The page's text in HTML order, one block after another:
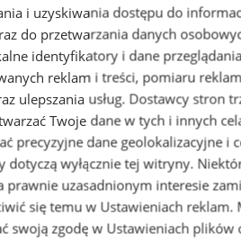
i uzyskiwania dostępu do
do przetwarzania danych
identyfikatory i dane
reklam i treści, pomiaru
ulepszania usług. Dostawcy stron
Twoje dane w tych i innych
precyzyjne dane geolokalizacyjne i
dotyczą wyłącznie tej witryny.
prawnie uzasadnionym interesie
się temu w Ustawieniach reklam.
swoją zgodę w Ustawieniach plików